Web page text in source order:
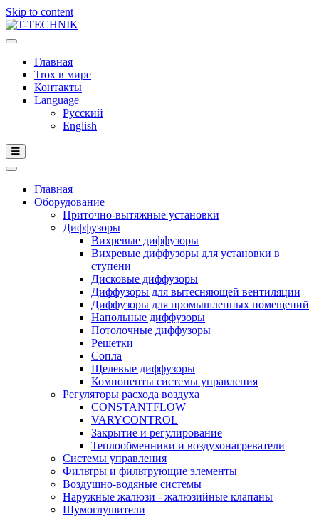
Skip to content
Главная
Trox в мире
Контакты
Language
Русский
English
Главная
Оборудование
Приточно-вытяжные установки
Диффузоры
Вихревые диффузоры
Вихревые диффузоры для установки в
ступени
Дисковые диффузоры
Диффузоры для вытесняющей вентиляции
Диффузоры для промышленных помещений
Напольные диффузоры
Потолочные диффузоры
Решетки
Сопла
Щелевые диффузоры
Компоненты системы управления
Регуляторы расхода воздуха
CONSTANTFLOW
VARYCONTROL
Закрытие и регулирование
Теплообменники и воздухонагреватели
Системы управления
Фильтры и фильтрующие элементы
Воздушно-водяные системы
Наружные жалюзи - жалюзийные клапаны
Шумоглушители